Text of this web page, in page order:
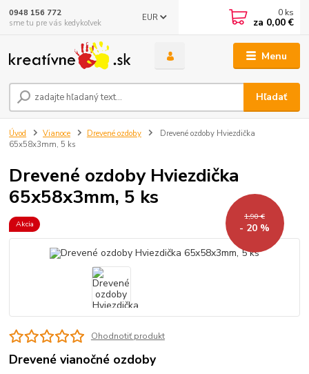
Menu
EUR
Hľadať
0948 156 772
sme tu pre vás kedykoľvek
0 ks
za 0,00 €
Úvod Vianoce Drevené ozdoby
Drevené ozdoby Hviezdička
65x58x3mm, 5 ks
Drevené ozdoby Hviezdička
65x58x3mm, 5 ks
Akcia
1,90 €
- 20 %
Ohodnotiť produkt
Drevené vianočné ozdoby